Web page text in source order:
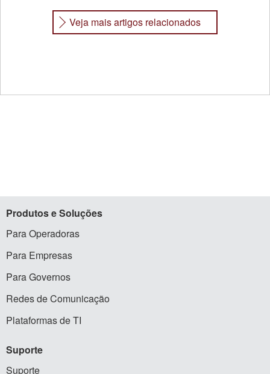
Veja mais artigos relacionados
Produtose Soluções
Para Operadoras
Para Empresas
Para Governos
Redes de Comunicação
Plataformas de TI
Suporte
Suporte